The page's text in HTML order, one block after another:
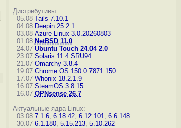
Дистрибутивы:
05.08 Tails 7.10.1
04.08 Deepin 25.2.1
03.08 Azure Linux 3.0.20260803
01.08 NetBSD 11.0
24.07 Ubuntu Touch 24.04 2.0
23.07 Solaris 11.4 SRU94
21.07 Omarchy 3.8.4
19.07 Chrome OS 150.0.7871.150
17.07 Whonix 18.2.1.9
16.07 SteamOS 3.8.15
16.07 OPNsense 26.7
Актуальные ядра Linux:
03.08 7.1.6, 6.18.42, 6.12.101, 6.6.148
30.07 6.1.180, 5.15.213, 5.10.262